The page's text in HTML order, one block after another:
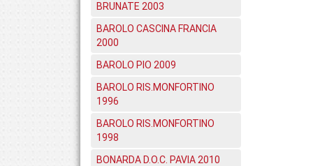
BRUNATE 2003
BAROLO CASCINA FRANCIA
2000
BAROLO PIO 2009
BAROLO RIS.MONFORTINO
1996
BAROLO RIS.MONFORTINO
1998
BONARDA D.O.C. PAVIA 2010